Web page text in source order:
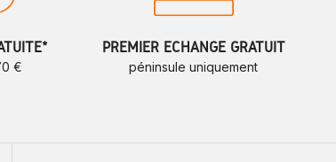
€
PREMIER ÉCHANGE GRATUIT
péninsule uniquement